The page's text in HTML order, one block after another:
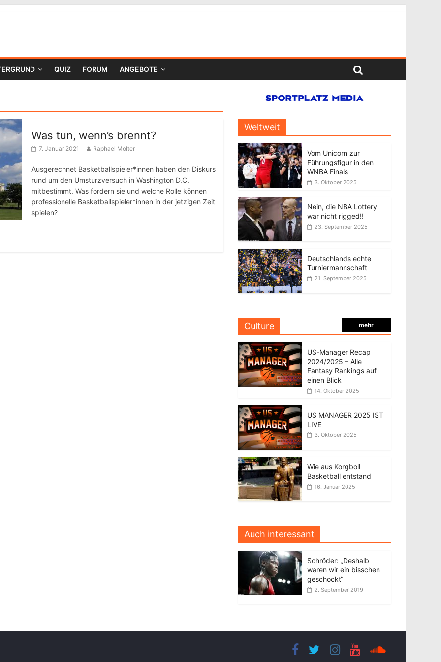
QUIZ FORUM ANGEBOTE
Was tun, wenn’s brennt?
7. Januar 2021 Raphael Molter
Ausgerechnet Basketballspieler*innen haben den Diskurs
rund um den Umsturzversuch in Washington D.C.
mitbestimmt. Was fordern sie und welche Rolle können
professionelle Basketballspieler*innen in der jetzigen Zeit
spielen?
Weltweit
Vom Unicorn zur
Führungsfigur in den
WNBA Finals
3. Oktober 2025
Nein, die NBA Lottery
war nicht rigged!!
23. September 2025
Deutschlands echte
Turniermannschaft
21. September 2025
Culture mehr
US-Manager Recap
2024/2025 – Alle
Fantasy Rankings auf
einen Blick
14. Oktober 2025
US MANAGER 2025 IST
LIVE
3. Oktober 2025
Wie aus Korgboll
Basketball entstand
16. Januar 2025
Auch interessant
Schröder: „Deshalb
waren wir ein bisschen
geschockt“
2. September 2019